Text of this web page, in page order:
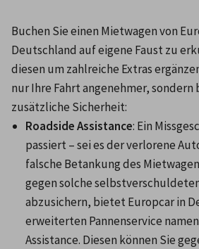
Buchen Sie einen Mietwagen von
Deutschland auf eigene Faust zu
diesen um zahlreiche Extras
nur Ihre Fahrt angenehmer, sondern
zusätzliche Sicherheit:
Roadside Assistance: Ein
passiert – sei es der verlorene
falsche Betankung des
gegen solche
abzusichern, bietet Europcar in
erweiterten Pannenservice
Assistance. Diesen können Sie